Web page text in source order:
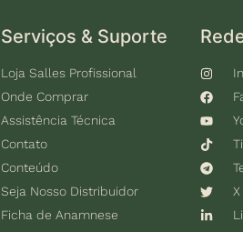
Serviços & Suporte
Loja Salles Profissional
Onde Comprar
Assistência Técnica
Contato
Conteúdo
Seja Nosso Distribuidor
Ficha de Anamnese
X